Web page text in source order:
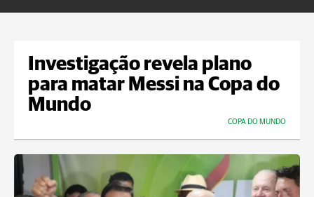
Investigação revela plano
para matar Messi na Copa do
Mundo
COPA DO MUNDO